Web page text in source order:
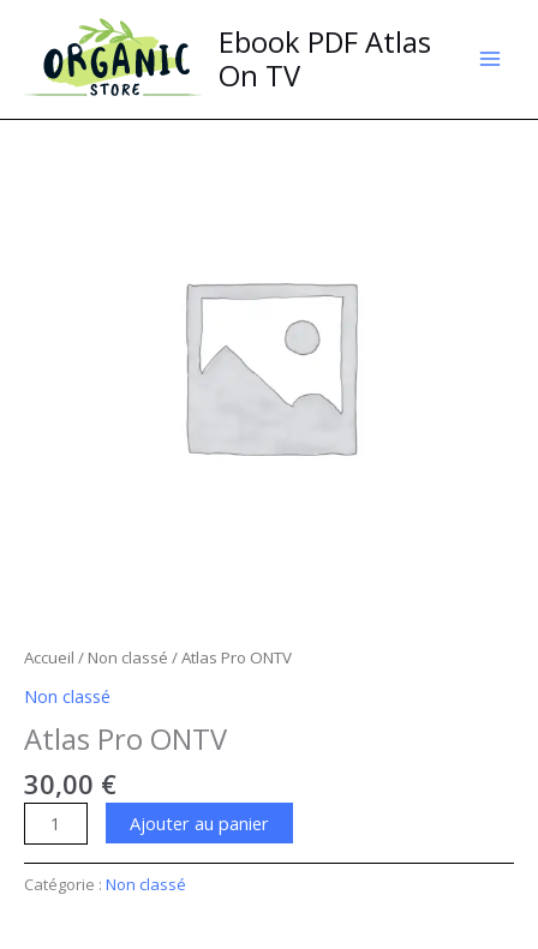
contenu
Ebook PDF Atlas
On TV
Accueil / Non classé / Atlas Pro ONTV
Non classé
Atlas Pro ONTV
30,00 €
Ajouter au panier
Catégorie : Non classé